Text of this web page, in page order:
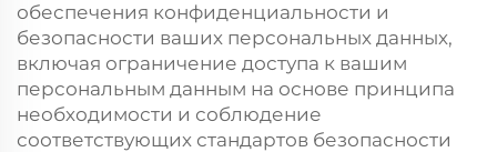
обеспечения конфиденциальности и
безопасности ваших персональных данных,
включая ограничение доступа к вашим
персональным данным на основе принципа
необходимости и соблюдение
соответствующих стандартов безопасности